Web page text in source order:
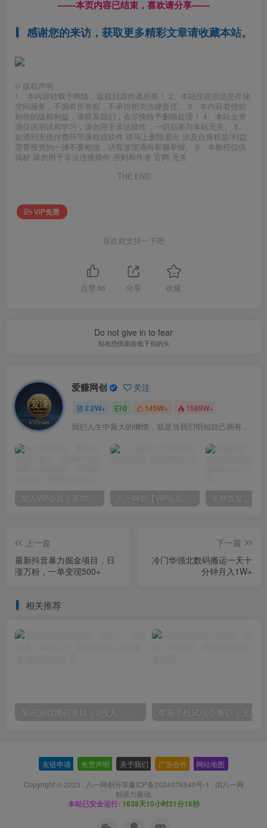
------本页内容已结束，喜欢请分享------
感谢您的来访，获取更多精彩文章请收藏本站。
© 版权声明
1、本内容转载于网络，版权归原作者所有！ 2、本站仅提供信息存储
空间服务，不拥有所有权，不承担相关法律责任。 3、本内容若侵犯
到你的版权利益，请联系我们，会尽快给予删除处理！ 4、本站全资
源仅供测试和学习，请勿用于非法操作，一切后果与本站无关。 5、
如遇到充值付费环节课程或软件 请马上删除退出 涉及自身权益/利益
需要投资的一律不要相信，访客发现请向客服举报。 6、本教程仅供
揭秘 请勿用于非法违规操作 否则和作者 官网 无关
THE END
VIP免费
喜欢就支持一下吧
点赞 46 分享 收藏
Do not give in to fear
别在恐惧面前低下你的头
爱赚网创 关注
2.2W+ 0 145W+ 1589W+
我们人生中最大的懒惰，就是当我们明知自己拥有作出选择的能力，却不去主动改变而是放任它的生活态度
加入VIP会员，享70%的推广提成，免费学习多种网上创业课程，菜鸟秒变大神！ 八一网创【VIP会员专属交流群】
上一篇
最新抖音暴力掘金项目，日
涨万粉，一单变现500+
下一篇
冷门华强北数码搬运一天十
分钟月入1W+
相关推荐
友链申请 免责声明 关于我们 广告合作 网站地图
Copyright © 2023 · 八一网创分享豫ICP备2024076540号-1 · 由八一网
创强力驱动.
本站已安全运行: 1638天10小时31分17秒